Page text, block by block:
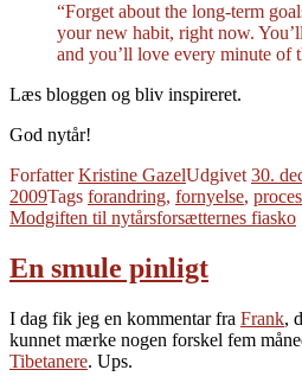
“Forget about the long-term
your new habit, right now.
and you’ll love every minute of
Læs bloggen og bliv inspireret.
God nytår!
ForfatterKristine GazelUdgivet 30.
2009Tags forandring, fornyelse, proces
Modgiften til nytårsforsætternes fiasko
En smule pinligt
I dag fik jeg en kommentar fra Frank,
kunnet mærke nogen forskel fem
Tibetanere. Ups.